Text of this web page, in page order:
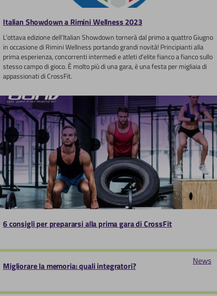
Italian Showdown a Rimini Wellness 2023
L’ottava edizione dell’Italian Showdown tornerà dal primo a quattro Giugno
in occasione di Rimini Wellness portando grandi novità! Principianti alla
prima esperienza, concorrenti intermedi e atleti d'elite fianco a fianco sullo
stesso campo di gioco. È molto più di una gara, è una festa per migliaia di
appassionati di CrossFit.
News
6 consigli per prepararsi alla prima gara di CrossFit
News
Migliorare la memoria: quali integratori?